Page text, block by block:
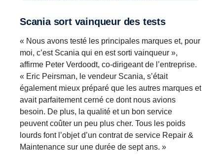
Scania sort vainqueur des tests
« Nous avons testé les principales marques et, pour
moi, c’est Scania qui en est sorti vainqueur »,
affirme Peter Verdoodt, co-dirigeant de l’entreprise.
« Eric Peirsman, le vendeur Scania, s’était
également mieux préparé que les autres marques et
avait parfaitement cerné ce dont nous avions
besoin. De plus, la qualité et un bon service
peuvent coûter un peu plus cher. Tous les poids
lourds font l’objet d’un contrat de service Repair &
Maintenance sur une durée de sept ans. »